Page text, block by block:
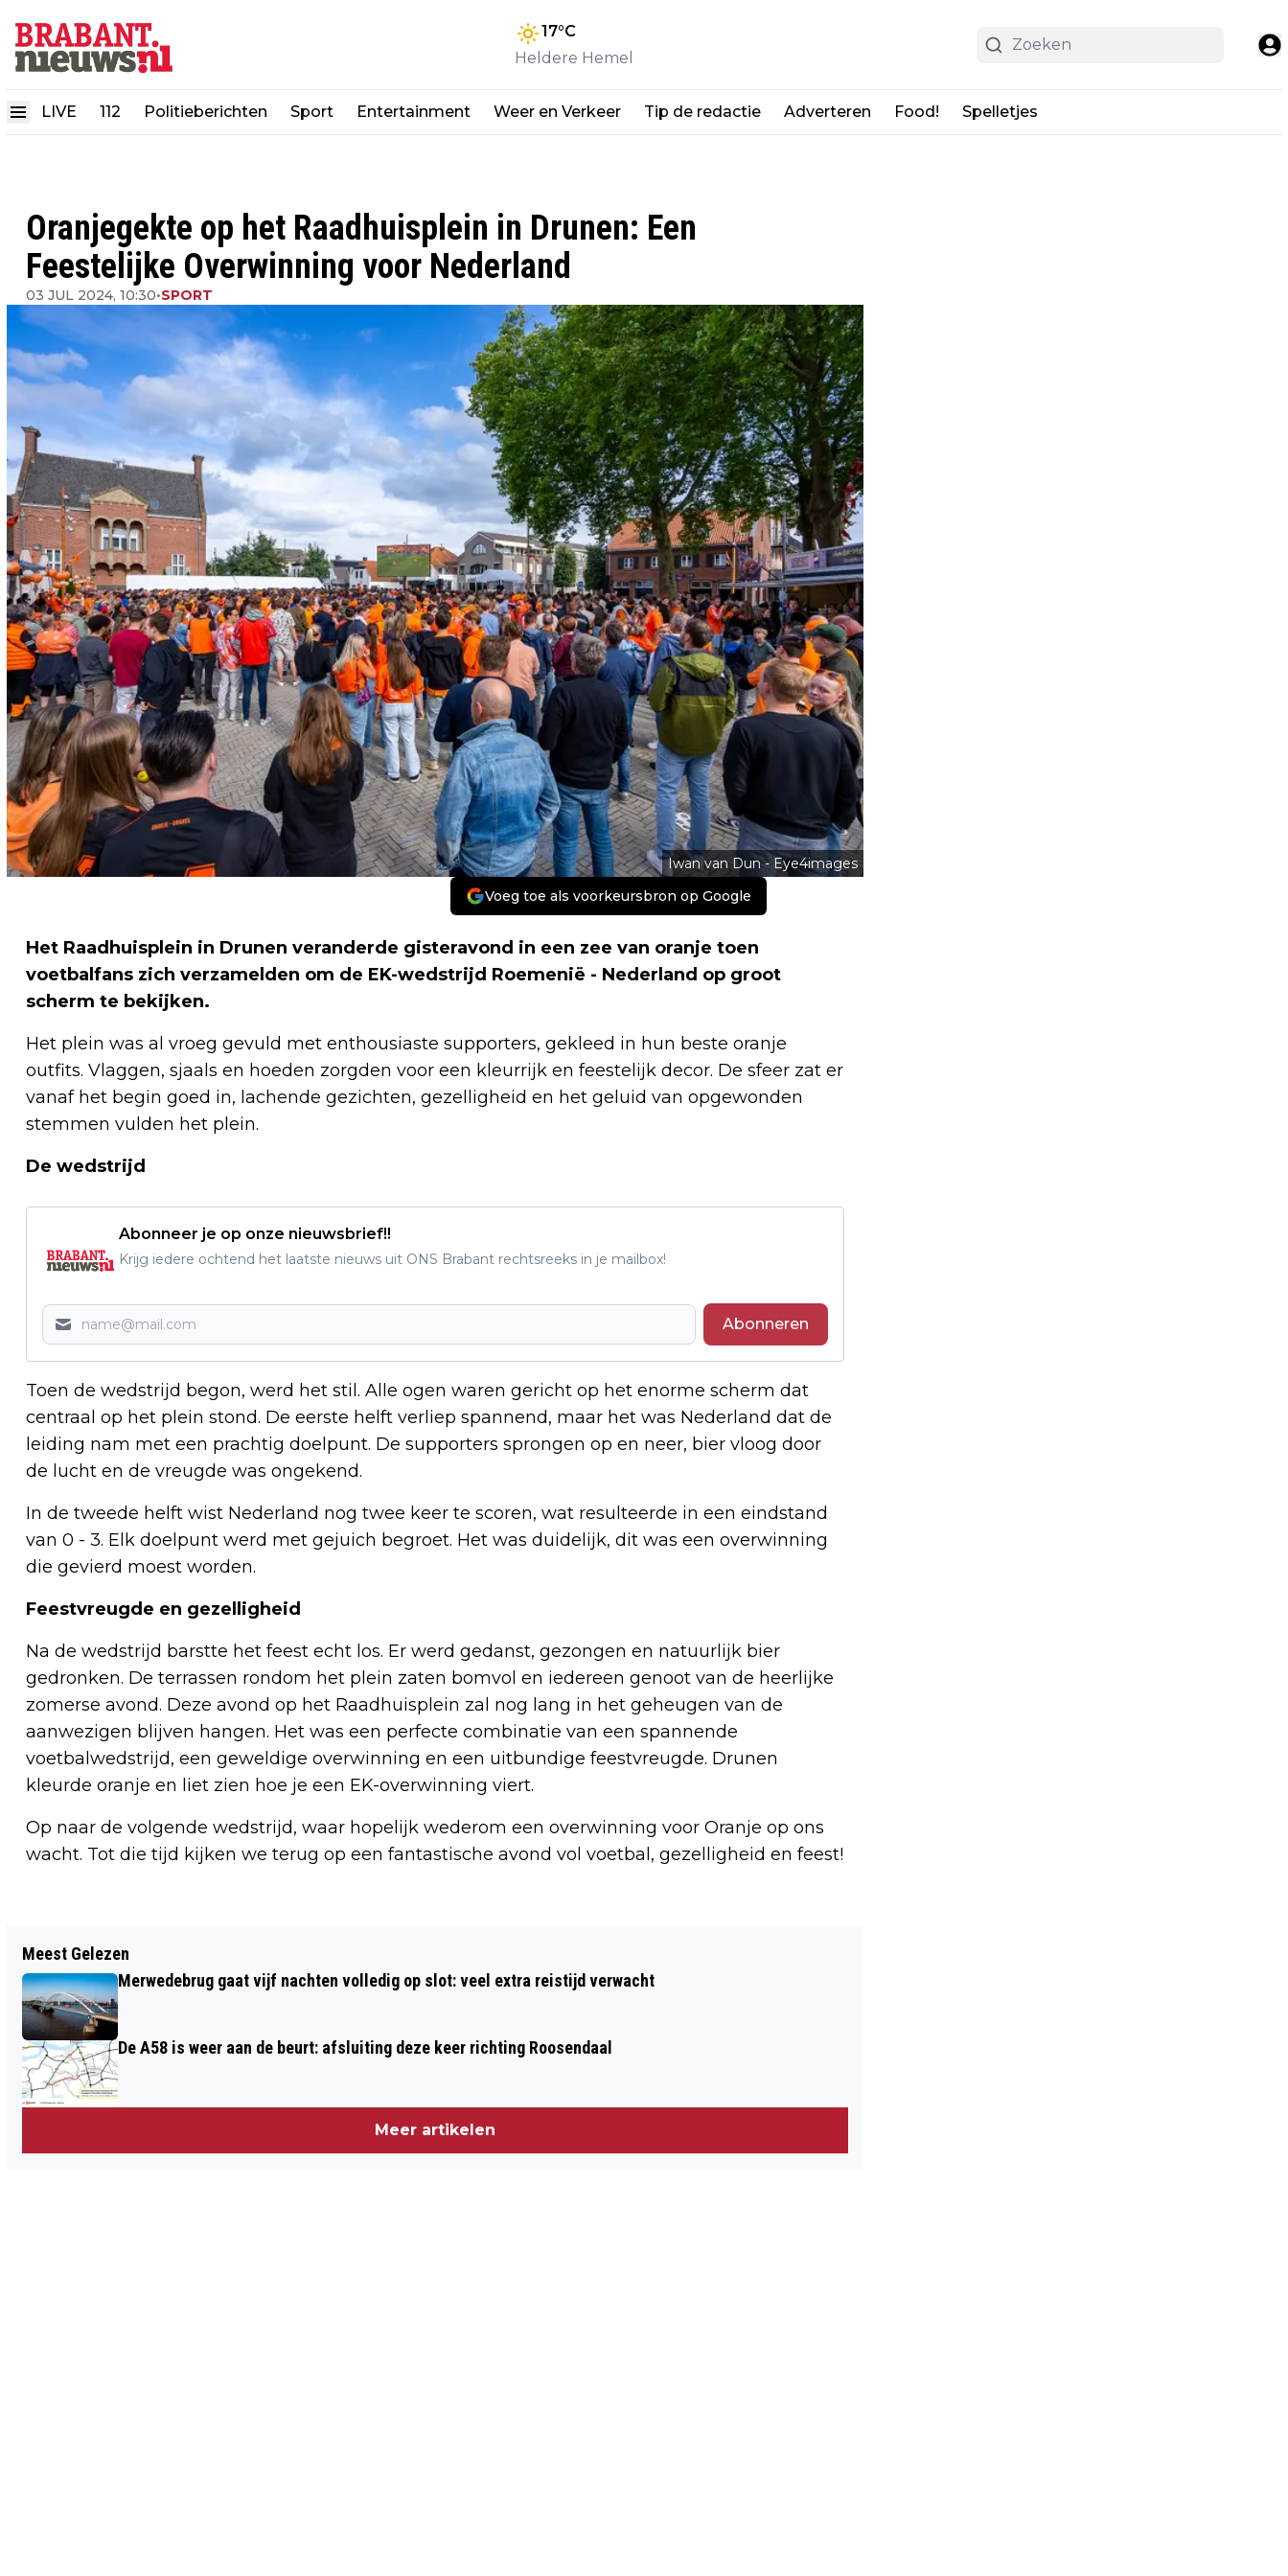
17°C
Heldere Hemel
LIVE 112 Politieberichten Sport Entertainment Weer en Verkeer Tip de redactie Adverteren Food! Spelletjes
Oranjegekte op het Raadhuisplein in Drunen: Een
Feestelijke Overwinning voor Nederland
03 JUL 2024, 10:30•SPORT
Iwan van Dun - Eye4images
Voeg toe als voorkeursbron op Google
Het Raadhuisplein in Drunen veranderde gisteravond in een zee van oranje toen
voetbalfans zich verzamelden om de EK-wedstrijd Roemenië - Nederland op groot
scherm te bekijken.
Het plein was al vroeg gevuld met enthousiaste supporters, gekleed in hun beste oranje
outfits. Vlaggen, sjaals en hoeden zorgden voor een kleurrijk en feestelijk decor. De sfeer zat er
vanaf het begin goed in, lachende gezichten, gezelligheid en het geluid van opgewonden
stemmen vulden het plein.
De wedstrijd
Abonneer je op onze nieuwsbrief!!
Krijg iedere ochtend het laatste nieuws uit ONS Brabant rechtsreeks in je mailbox!
Abonneren
Toen de wedstrijd begon, werd het stil. Alle ogen waren gericht op het enorme scherm dat
centraal op het plein stond. De eerste helft verliep spannend, maar het was Nederland dat de
leiding nam met een prachtig doelpunt. De supporters sprongen op en neer, bier vloog door
de lucht en de vreugde was ongekend.
In de tweede helft wist Nederland nog twee keer te scoren, wat resulteerde in een eindstand
van 0 - 3. Elk doelpunt werd met gejuich begroet. Het was duidelijk, dit was een overwinning
die gevierd moest worden.
Feestvreugde en gezelligheid
Na de wedstrijd barstte het feest echt los. Er werd gedanst, gezongen en natuurlijk bier
gedronken. De terrassen rondom het plein zaten bomvol en iedereen genoot van de heerlijke
zomerse avond. Deze avond op het Raadhuisplein zal nog lang in het geheugen van de
aanwezigen blijven hangen. Het was een perfecte combinatie van een spannende
voetbalwedstrijd, een geweldige overwinning en een uitbundige feestvreugde. Drunen
kleurde oranje en liet zien hoe je een EK-overwinning viert.
Op naar de volgende wedstrijd, waar hopelijk wederom een overwinning voor Oranje op ons
wacht. Tot die tijd kijken we terug op een fantastische avond vol voetbal, gezelligheid en feest!
ROSHON VAN EIJMA TEKENT TOT MEDIO
2026 BIJ RKC WAALWIJK
OVERWINNING OP OOSTENRIJK
Meest Gelezen
Merwedebrug gaat vijf nachten volledig op slot: veel extra reistijd verwacht
De A58 is weer aan de beurt: afsluiting deze keer richting Roosendaal
Meer artikelen